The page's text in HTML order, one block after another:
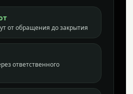
от обращения до закрытия
ответственного